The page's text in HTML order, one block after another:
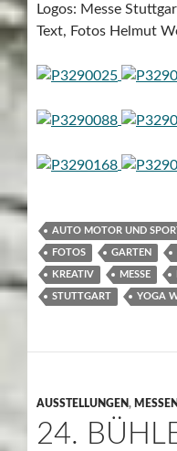
Logos: Messe
Text, Fotos Helmut
AUTO MOTOR UND
FOTOS GARTEN
KREATIV MESSE
STUTTGART YOGA
AUSSTELLUNGEN, MESSEN
24.